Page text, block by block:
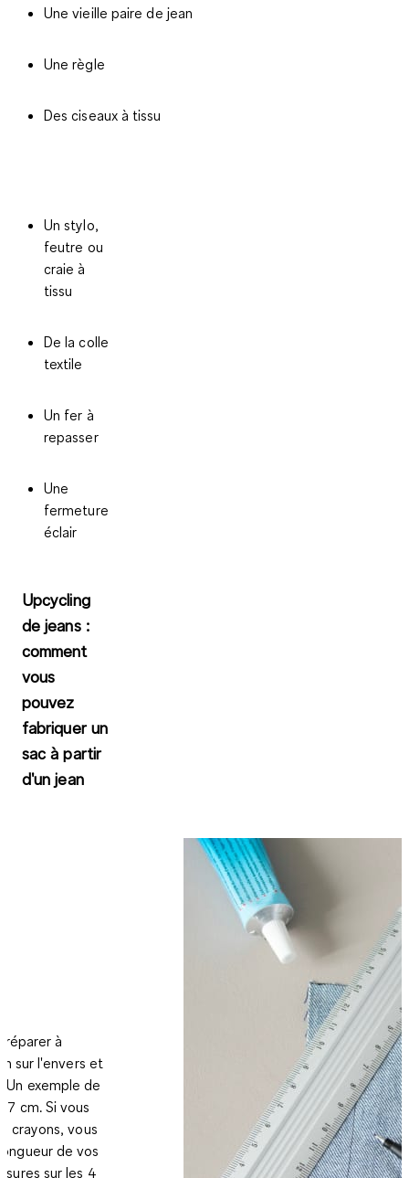
Une vieille paire de jean
Une règle
Des ciseaux à tissu
Un stylo,
feutre ou
craie à
tissu
De la colle
textile
Un fer à
repasser
Une
fermeture
éclair
Upcycling
de jeans :
comment
vous
pouvez
fabriquer un
sac à partir
d'un jean
à
sur l'envers et
Un exemple de
cm. Si vous
crayons, vous
de vos
sur les 4